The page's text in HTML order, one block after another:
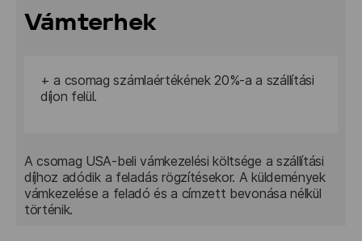
Vámterhek
+ a csomag számlaértékének 20%-a a szállítási
díjon felül.
A csomag USA-beli vámkezelési költsége a szállítási
díjhoz adódik a feladás rögzítésekor. A küldemények
vámkezelése a feladó és a címzett bevonása nélkül
történik.